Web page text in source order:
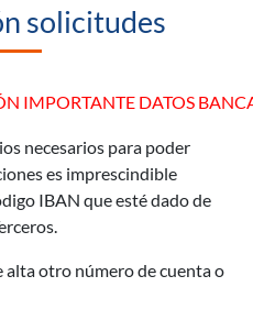
solicitudes
IMPORTANTE DATOS
necesarios para poder
es imprescindible
IBAN que esté dado de
alta otro número de cuenta o